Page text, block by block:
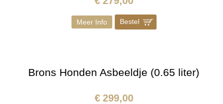
Meer Info Bestel ]
Brons Honden Asbeeldje (0.65 liter)
€ 299,00